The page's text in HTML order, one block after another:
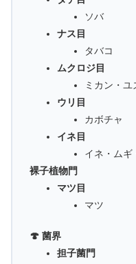
ソバ
ナス目
タバコ
ムクロジ目
ミカン・
ウリ目
カボチャ
イネ目
イネ・ムギ
裸子植物門
マツ目
マツ
🍄 菌界
担子菌門